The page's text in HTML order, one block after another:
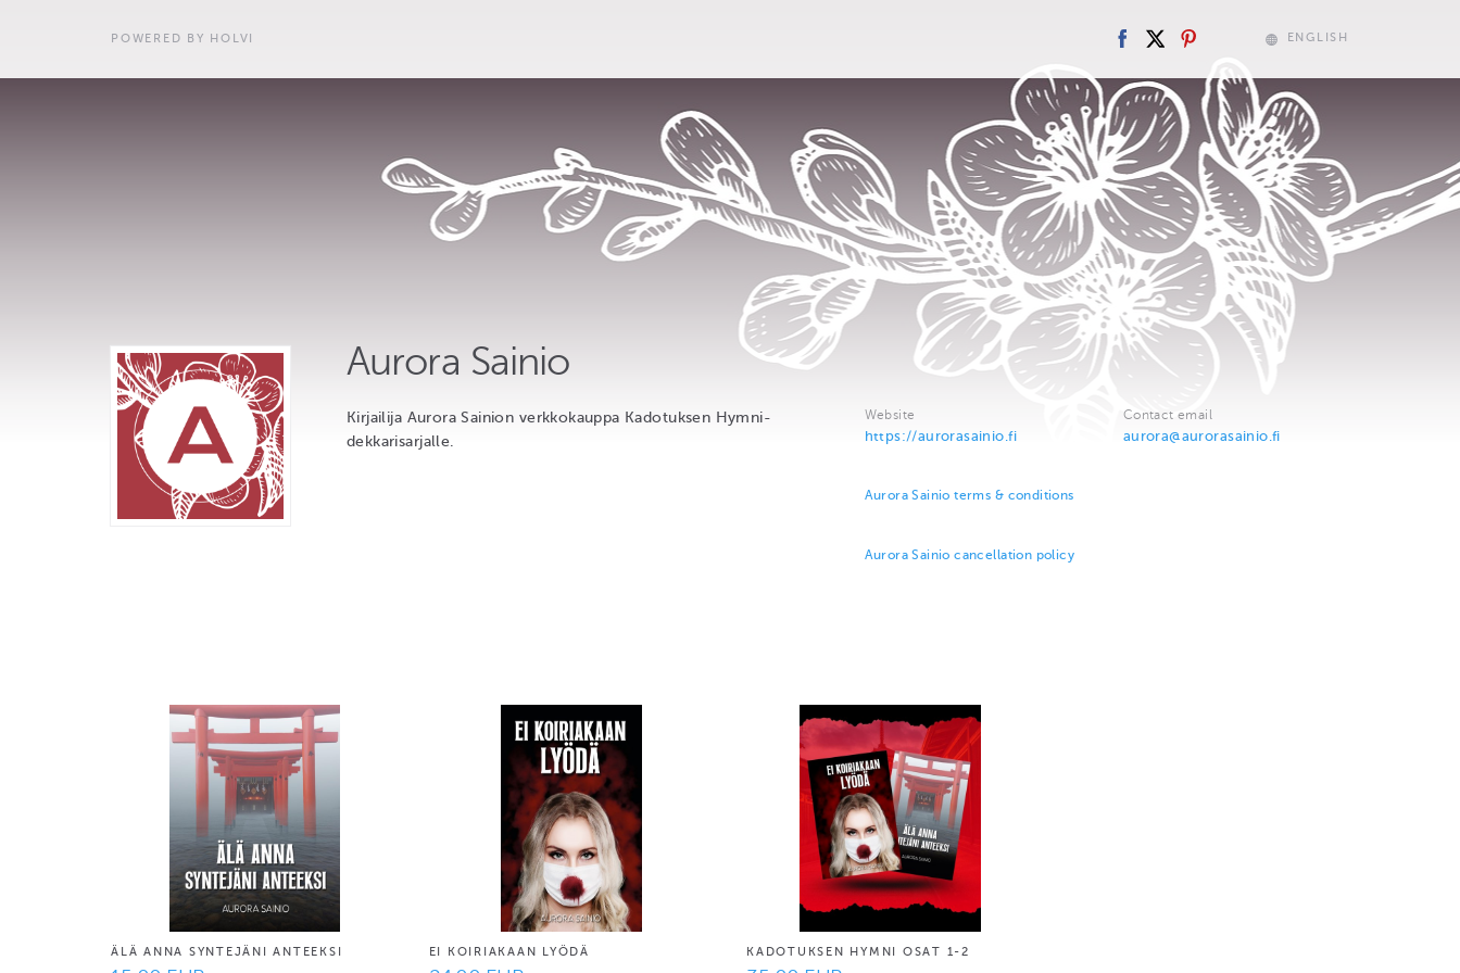
POWERED BY HOLVI ENGLISH
Aurora Sainio
Kirjailija Aurora Sainion verkkokauppa Kadotuksen Hymni-
dekkarisarjalle.
Website
https://aurorasainio.fi
Contact email
aurora@aurorasainio.fi
Aurora Sainio terms & conditions
Aurora Sainio cancellation policy
ÄLÄ ANNA SYNTEJÄNI ANTEEKSI EI KOIRIAKAAN LYÖDÄ KADOTUKSEN HYMNI OSAT 1-2